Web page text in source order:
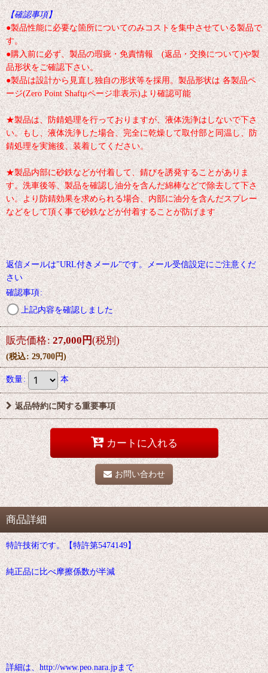
【確認事項】
●製品性能に必要な箇所についてのみコストを集中させている製品で
す。
●購入前に必ず、製品の瑕疵・免責情報 (返品・交換について)や製
品形状をご確認下さい。
●製品は設計から見直し独自の形状等を採用。製品形状は 各製品ペ
ージ(Zero Point Shaftμページ非表示)より確認可能
★製品は、防錆処理を行っておりますが、液体洗浄はしないで下さ
い。もし、液体洗浄した場合、完全に乾燥して取付部と同温し、防
錆処理を実施後、装着してください。
★製品内部に砂鉄などが付着して、錆びを誘発することがありま
す。洗車後等、製品を確認し油分を含んだ綿棒などで除去して下さ
い。より防錆効果を求められる場合、内部に油分を含んだスプレー
などをして頂く事で砂鉄などが付着することが防げます
返信メールは"URL付きメール"です。メール受信設定にご注意くだ
さい
確認事項:
上記内容を確認しました
販売価格: 27,000円(税別)
(税込: 29,700円)
数量: 本
返品特約に関する重要事項
カートに入れる
お問い合わせ
商品詳細
特許技術です。【特許第5474149】
純正品に比べ摩擦係数が半減
詳細は、http://www.peo.nara.jpまで